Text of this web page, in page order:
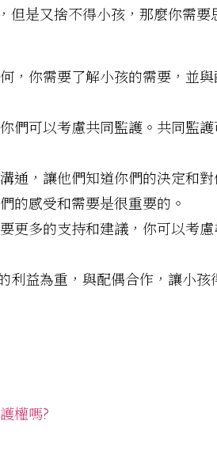
是又捨不得小孩，那麼你需
，你需要了解小孩的需要，並
們可以考慮共同監護。共同監
通，讓他們知道你們的決定和
的感受和需要是很重要的。
更多的支持和建議，你可以考
益為重，與配偶合作，讓小孩
權嗎?